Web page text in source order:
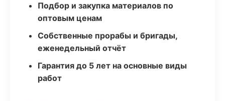
Подбор и закупка материалов по
оптовым ценам
Собственные прорабы и бригады,
еженедельный отчёт
Гарантия до 5 лет на основные виды
работ